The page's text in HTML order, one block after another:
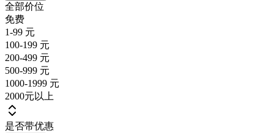
全部价位
免费
1-99 元
100-199 元
200-499 元
500-999 元
1000-1999 元
2000元以上
是否带优惠